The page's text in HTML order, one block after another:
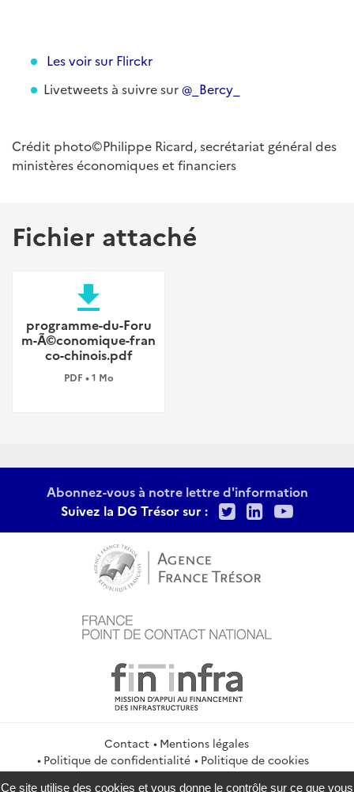
Les voir sur Flirckr
Livetweets à suivre sur@_Bercy_
Crédit photo©Philippe Ricard, secrétariat général des
ministères économiques et financiers
Fichier attaché
file_download
programme-du-Foru
m-Ã©conomique-fran
co-chinois.pdf
PDF • 1 Mo
Abonnez-vous à notre lettre d'information
Suivez la DG Trésor sur :
TwitterLinkedIn
Contact
Mentions légales
Politique de confidentialité
Politique de cookies
Gestion des cookies
Flux RSS
Ce site utilise des cookies et vous donne le contrôle sur ce que vous